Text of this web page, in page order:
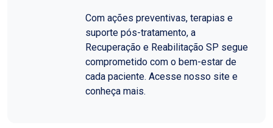
Com ações preventivas, terapias e
suporte pós-tratamento, a
Recuperação e Reabilitação SP segue
comprometido com o bem-estar de
cada paciente. Acesse nosso site e
conheça mais.